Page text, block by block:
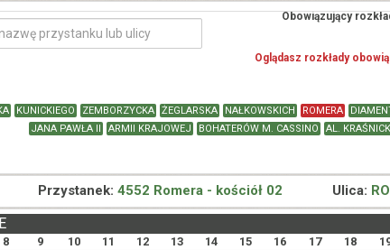
Obowiązujący
Oglądasz rozkłady
KUNICKIEGO ZEMBORZYCKA ŻEGLARSKA NAŁKOWSKICH ROMERA
JANA PAWŁA II
ARMII KRAJOWEJ BOHATERÓW M. CASSINO AL.
Przystanek: 4552 Romera - kościół 02 Ulica:
8 9 10 11 12 13 14 15 16 17 18